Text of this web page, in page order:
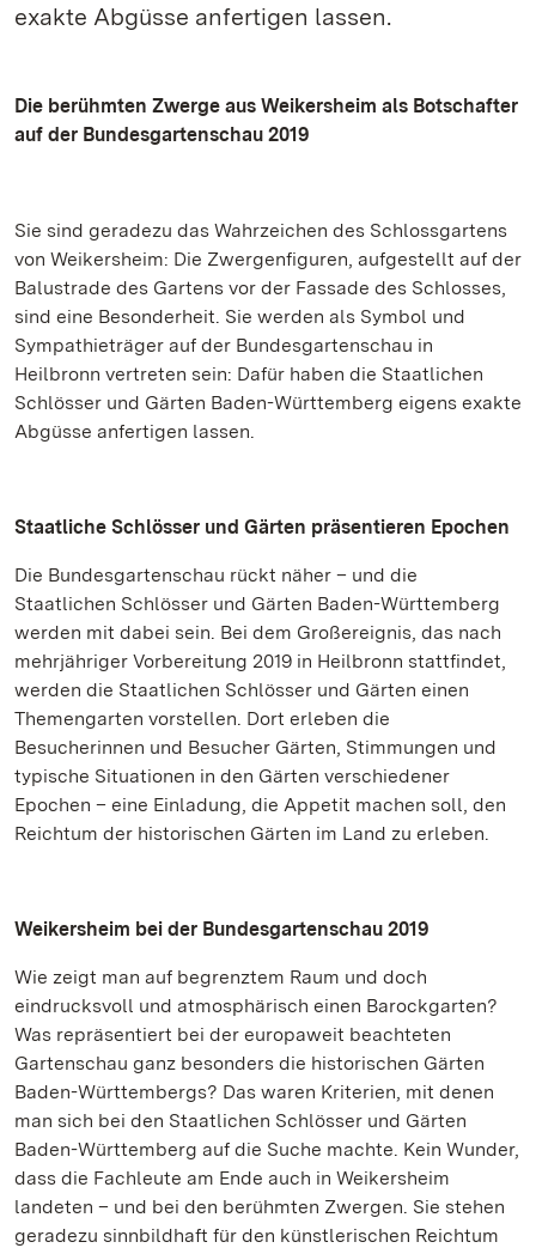
exakte Abgüsse anfertigen lassen.
Die berühmten Zwerge aus Weikersheim als Botschafter
auf der Bundesgartenschau 2019
Sie sind geradezu das Wahrzeichen des Schlossgartens
von Weikersheim: Die Zwergenfiguren, aufgestellt auf der
Balustrade des Gartens vor der Fassade des Schlosses,
sind eine Besonderheit. Sie werden als Symbol und
Sympathieträger auf der Bundesgartenschau in
Heilbronn vertreten sein: Dafür haben die Staatlichen
Schlösser und Gärten Baden-Württemberg eigens exakte
Abgüsse anfertigen lassen.
Staatliche Schlösser und Gärten präsentieren Epochen
Die Bundesgartenschau rückt näher – und die
Staatlichen Schlösser und Gärten Baden-Württemberg
werden mit dabei sein. Bei dem Großereignis, das nach
mehrjähriger Vorbereitung 2019 in Heilbronn stattfindet,
werden die Staatlichen Schlösser und Gärten einen
Themengarten vorstellen. Dort erleben die
Besucherinnen und Besucher Gärten, Stimmungen und
typische Situationen in den Gärten verschiedener
Epochen – eine Einladung, die Appetit machen soll, den
Reichtum der historischen Gärten im Land zu erleben.
Weikersheim bei der Bundesgartenschau 2019
Wie zeigt man auf begrenztem Raum und doch
eindrucksvoll und atmosphärisch einen Barockgarten?
Was repräsentiert bei der europaweit beachteten
Gartenschau ganz besonders die historischen Gärten
Baden-Württembergs? Das waren Kriterien, mit denen
man sich bei den Staatlichen Schlösser und Gärten
Baden-Württemberg auf die Suche machte. Kein Wunder,
dass die Fachleute am Ende auch in Weikersheim
landeten – und bei den berühmten Zwergen. Sie stehen
geradezu sinnbildhaft für den künstlerischen Reichtum